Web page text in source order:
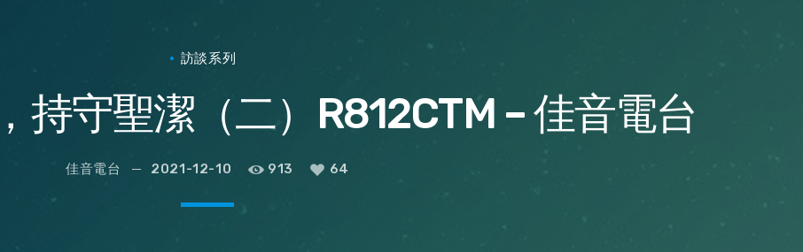
訪談系列
持守聖潔（二）R812CTM – 佳音電台
佳音電台 2021-12-10 913 64